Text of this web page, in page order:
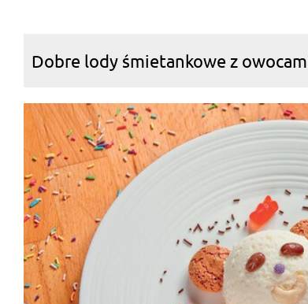
Dobre lody śmietankowe z